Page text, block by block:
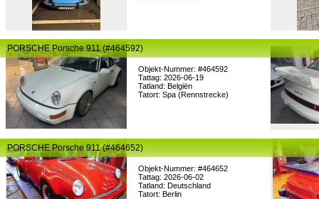
Objekt-Nummer: #464592
Tattag: 2026-06-19
Tatland: Belgiën
Tatort: Spa (Rennstrecke)
PORSCHE Porsche 911 (#464592)
Objekt-Nummer: #464652
Tattag: 2026-06-02
Tatland: Deutschland
Tatort: Berlin
PORSCHE Porsche 911 (#464652)